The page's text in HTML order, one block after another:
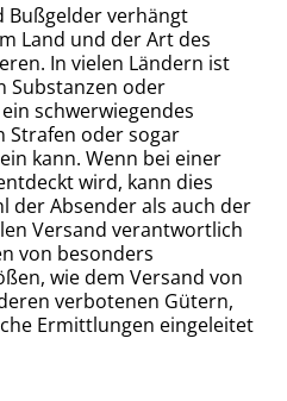
Bußgelder verhängt
Land und der Art des
In vielen Ländern ist
Substanzen oder
schwerwiegendes
Strafen oder sogar
kann. Wenn bei einer
wird, kann dies
der Absender als auch der
Versand verantwortlich
von besonders
wie dem Versand von
verbotenen Gütern,
Ermittlungen eingeleitet